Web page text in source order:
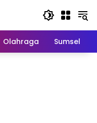
Olahraga Sumsel